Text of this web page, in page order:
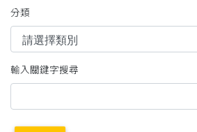
分類
輸入關鍵字搜尋